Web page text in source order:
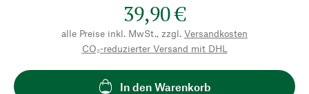
39,90 €
alle Preise inkl. MwSt., zzgl. Versandkosten
CO₂-reduzierter Versand mit DHL
In den Warenkorb